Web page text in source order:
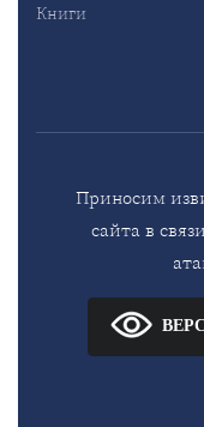
Книги
Приносим
сайта в